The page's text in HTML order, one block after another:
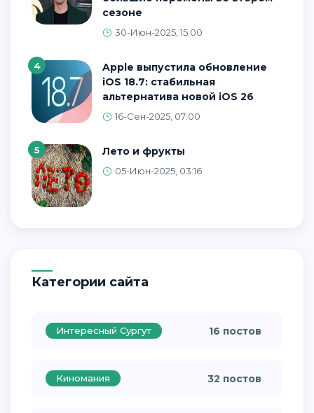
сезоне
30-Июн-2025, 15:00
4
Apple выпустила обновление
iOS 18.7: стабильная
альтернатива новой iOS 26
16-Сен-2025, 07:00
5 Лето и фрукты
05-Июн-2025, 03:16
Категории сайта
Интересный Сургут 16 постов
Киномания 32 постов